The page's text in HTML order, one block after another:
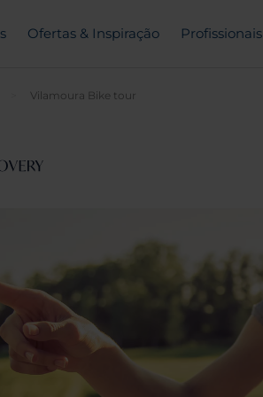
Ofertas & Inspiração Profissionais
Vilamoura Bike tour